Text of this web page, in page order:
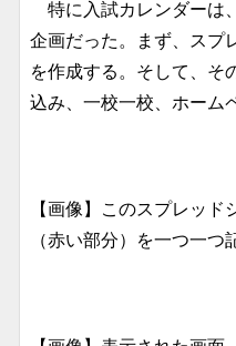
特に入試カレンダーは
企画だった。まず、スプ
を作成する。そして、そ
込み、一校一校、ホーム
【画像】このスプレッ
（赤い部分）を一つ一つ